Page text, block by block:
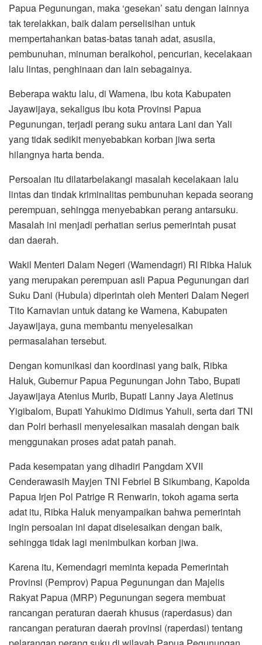
Papua Pegunungan, maka ‘gesekan’ satu dengan lainnya
tak terelakkan, baik dalam perselisihan untuk
mempertahankan batas-batas tanah adat, asusila,
pembunuhan, minuman beralkohol, pencurian, kecelakaan
lalu lintas, penghinaan dan lain sebagainya.
Beberapa waktu lalu, di Wamena, ibu kota Kabupaten
Jayawijaya, sekaligus ibu kota Provinsi Papua
Pegunungan, terjadi perang suku antara Lani dan Yali
yang tidak sedikit menyebabkan korban jiwa serta
hilangnya harta benda.
Persoalan itu dilatarbelakangi masalah kecelakaan lalu
lintas dan tindak kriminalitas pembunuhan kepada seorang
perempuan, sehingga menyebabkan perang antarsuku.
Masalah ini menjadi perhatian serius pemerintah pusat
dan daerah.
Wakil Menteri Dalam Negeri (Wamendagri) RI Ribka Haluk
yang merupakan perempuan asli Papua Pegunungan dari
Suku Dani (Hubula) diperintah oleh Menteri Dalam Negeri
Tito Karnavian untuk datang ke Wamena, Kabupaten
Jayawijaya, guna membantu menyelesaikan
permasalahan tersebut.
Dengan komunikasi dan koordinasi yang baik, Ribka
Haluk, Gubernur Papua Pegunungan John Tabo, Bupati
Jayawijaya Atenius Murib, Bupati Lanny Jaya Aletinus
Yigibalom, Bupati Yahukimo Didimus Yahuli, serta dari TNI
dan Polri berhasil menyelesaikan masalah dengan baik
menggunakan proses adat patah panah.
Pada kesempatan yang dihadiri Pangdam XVII
Cenderawasih Mayjen TNI Febriel B Sikumbang, Kapolda
Papua Irjen Pol Patrige R Renwarin, tokoh agama serta
adat itu, Ribka Haluk menyampaikan bahwa pemerintah
ingin persoalan ini dapat diselesaikan dengan baik,
sehingga tidak lagi menimbulkan korban jiwa.
Karena itu, Kemendagri meminta kepada Pemerintah
Provinsi (Pemprov) Papua Pegunungan dan Majelis
Rakyat Papua (MRP) Pegunungan segera membuat
rancangan peraturan daerah khusus (raperdasus) dan
rancangan peraturan daerah provinsi (raperdasi) tentang